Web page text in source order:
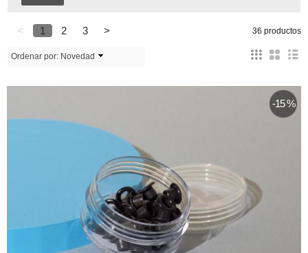
< 1 2 3 > 36 productos
Ordenar por: Novedad
-15 %